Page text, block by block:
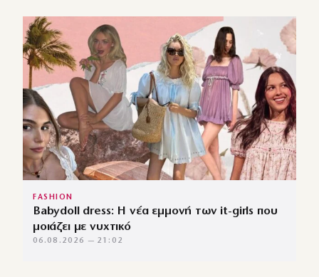
FASHION
Babydoll dress: Η νέα εμμονή των it-girls που
μοιάζει με νυχτικό
06.08.2026 — 21:02